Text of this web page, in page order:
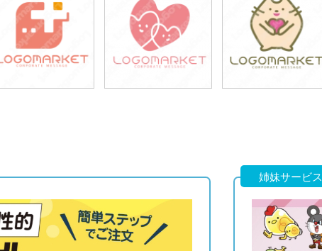
49,800円
(税込54,780円)
49,800円
(税込54,780円)
49,800円
(税込54,780円)
姉妹サービス